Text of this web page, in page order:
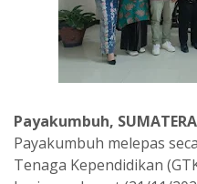
Payakumbuh,
Payakumbuh melepas
Tenaga Kependidikan